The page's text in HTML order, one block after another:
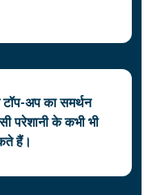
अप का समर्थन
परेशानी के कभी भी
हैं।